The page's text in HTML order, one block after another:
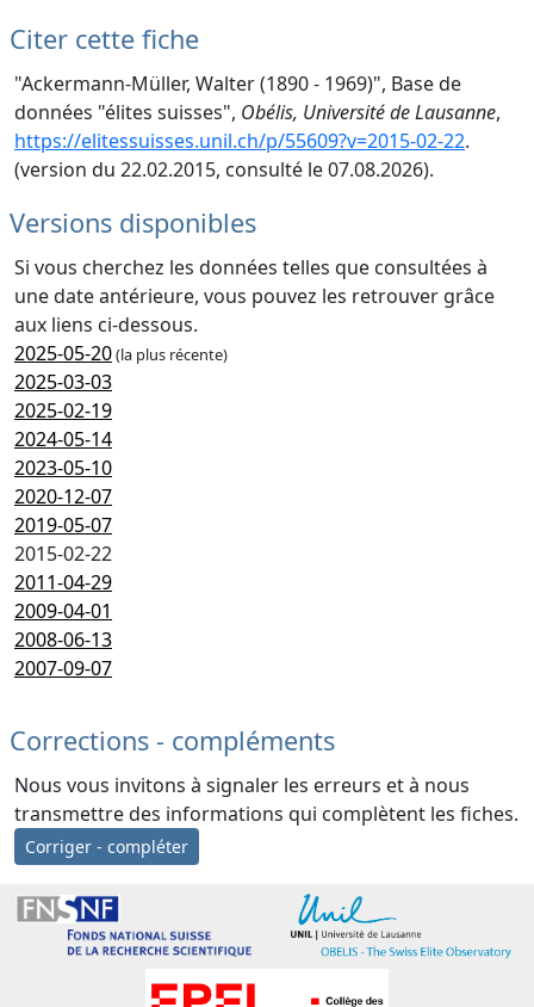
Citer cette fiche
"Ackermann-Müller, Walter (1890 - 1969)", Base de
données "élites suisses", Obélis, Université de Lausanne,
https://elitessuisses.unil.ch/p/55609?v=2015-02-22.
(version du 22.02.2015, consulté le 07.08.2026).
Versions disponibles
Si vous cherchez les données telles que consultées à
une date antérieure, vous pouvez les retrouver grâce
aux liens ci-dessous.
2025-05-20(la plus récente)
2025-03-03
2025-02-19
2024-05-14
2023-05-10
2020-12-07
2019-05-07
2015-02-22
2011-04-29
2009-04-01
2008-06-13
2007-09-07
Corrections - compléments
Nous vous invitons à signaler les erreurs et à nous
transmettre des informations qui complètent les fiches.
Corriger - compléter